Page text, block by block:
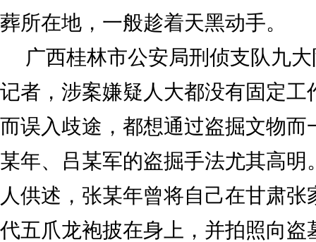
葬所在地，一般趁着天黑动手。
广西桂林市公安局刑侦支队九
记者，涉案嫌疑人大都没有固定工
而误入歧途，都想通过盗掘文物而
某年、吕某军的盗掘手法尤其高明
人供述，张某年曾将自己在甘肃
代五爪龙袍披在身上，并拍照向盗